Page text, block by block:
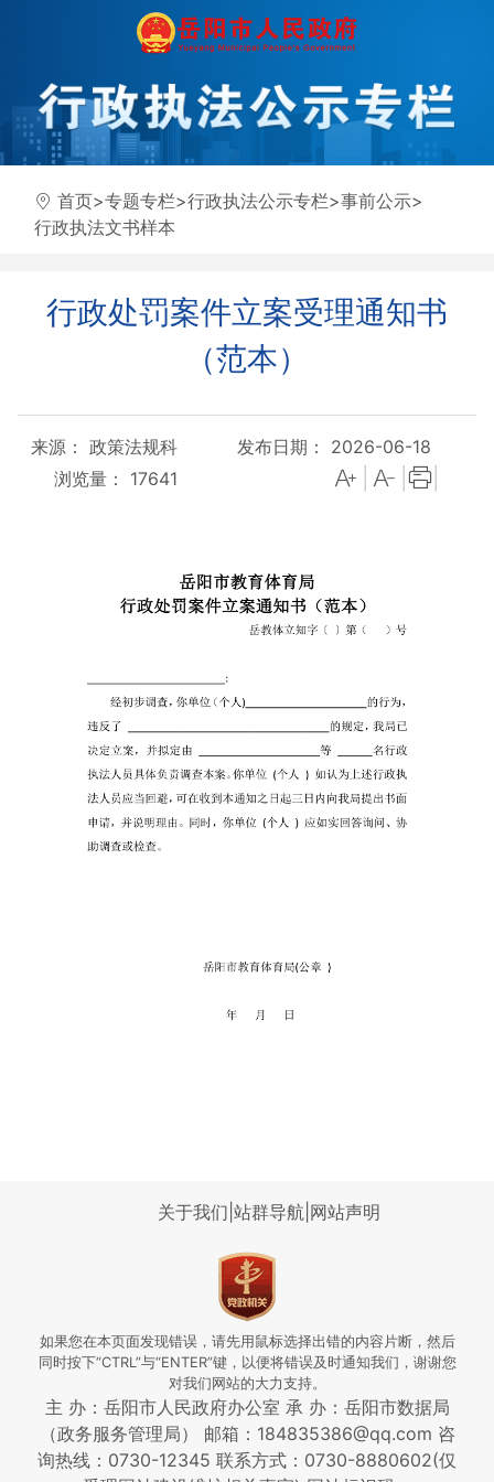
首页>专题专栏>行政执法公示专栏>事前公示>
行政执法文书样本
行政处罚案件立案受理通知书
（范本）
来源： 政策法规科
发布日期： 2026-06-18
浏览量： 17641 |
关于我们 站群导航 网站声明
如果您在本页面发现错误，请先用鼠标选择出错的内容片断，然后
同时按下“CTRL”与“ENTER”键，以便将错误及时通知我们，谢谢您
对我们网站的大力支持。
主 办：岳阳市人民政府办公室 承 办：岳阳市数据局
（政务服务管理局） 邮箱：184835386@qq.com 咨
询热线：0730-12345 联系方式：0730-8880602(仅